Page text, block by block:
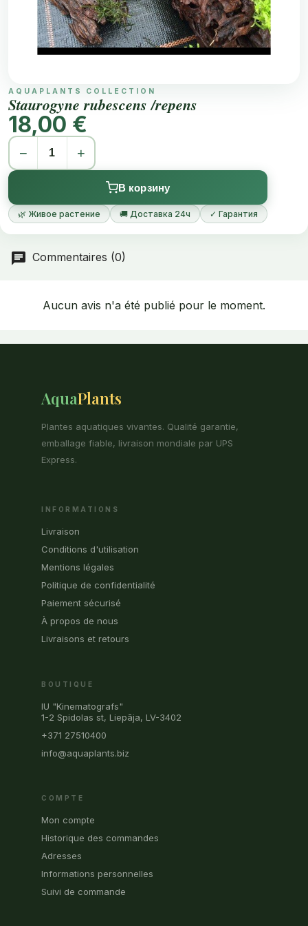
AQUAPLANTS COLLECTION
Staurogyne rubescens /repens
18,00 €
− +
В корзину
🌿 Живое растение 🚚 Доставка 24ч ✓ Гарантия
Commentaires (0)
Aucun avis n'a été publié pour le moment.
AquaPlants
Plantes aquatiques vivantes. Qualité garantie,
emballage fiable, livraison mondiale par UPS
Express.
INFORMATIONS
Livraison
Conditions d'utilisation
Mentions légales
Politique de confidentialité
Paiement sécurisé
À propos de nous
Livraisons et retours
BOUTIQUE
IU "Kinematografs"
1-2 Spidolas st, Liepāja, LV-3402
+371 27510400
info@aquaplants.biz
COMPTE
Mon compte
Historique des commandes
Adresses
Informations personnelles
Suivi de commande